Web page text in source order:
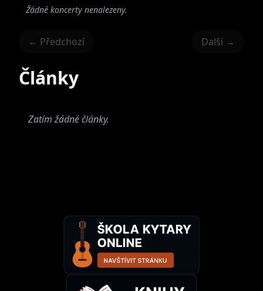
Žádné koncerty nenalezeny.
← Předchozí Další →
Články
Zatím žádné články.